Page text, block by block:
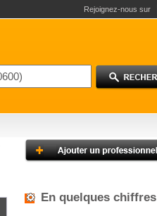
Rejoignez-nous sur
En quelques chiffres